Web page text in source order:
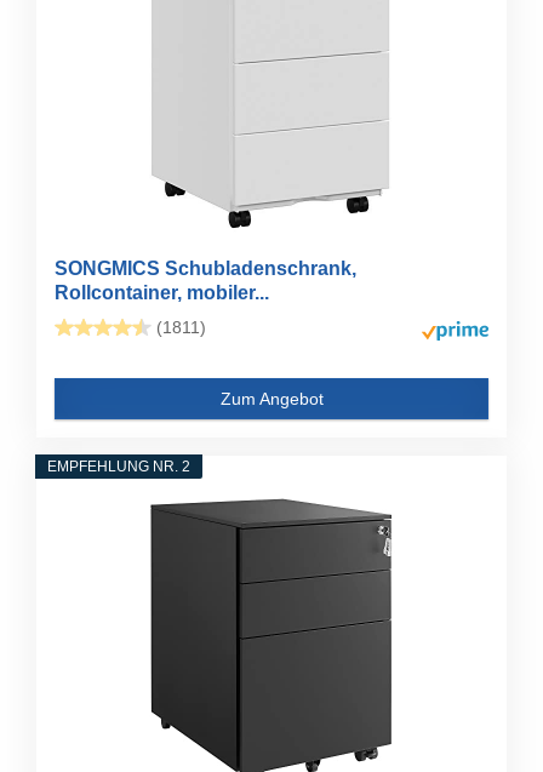
SONGMICS Schubladenschrank,
Rollcontainer, mobiler...
(1811)
Zum Angebot
EMPFEHLUNG NR. 2